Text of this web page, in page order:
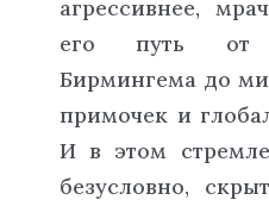
агрессивнее,
его путь от
Бирмингема до
примочек и
И в этом
безусловно,